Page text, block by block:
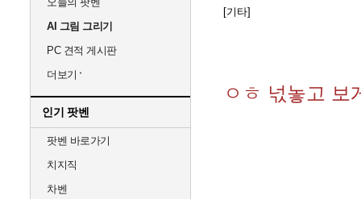
AI 그림 그리기
PC 견적 게시판
더보기
인기 팟벤
팟벤 바로가기
치지직
차벤
[기타]
ㅇㅎ 넋놓고 보